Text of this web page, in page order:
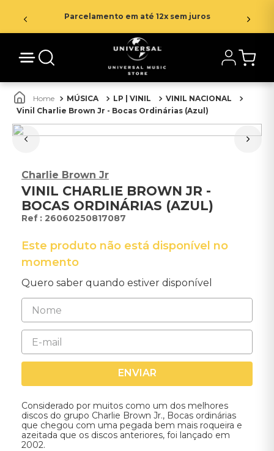
Parcelamento em até 12x sem juros
MÚSICA LP | VINIL
VINIL NACIONAL
Vinil Charlie Brown Jr - Bocas Ordinárias (Azul)
Charlie Brown Jr
VINIL CHARLIE BROWN JR -
BOCAS ORDINÁRIAS (AZUL)
: 26060250817087
Este produto não está disponível no
momento
Quero saber quando estiver disponível
ENVIAR
Considerado por muitos como um dos melhores
discos do grupo Charlie Brown Jr., Bocas ordinárias
que chegou com uma pegada bem mais roqueira e
azeitada que os discos anteriores, foi lançado em
2002.